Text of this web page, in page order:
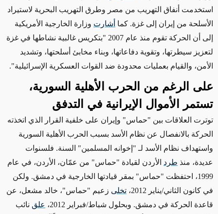
استخدمت أنفاق التهريب من مصر وطرق التهريب البحرية لاستيراد
الأسلحة من إيران إلى غزة. كما أشارت وزارة الخارجية الأمريكية
إلى أن الحركة تقوم منذ عام 2007 "بتكريس غالبية نشاطها في غزة
لتعزيز سيطرتها، وتقوية دفاعاتها، وبناء مخابئ أسلحتها، وتشديد
الأمن، والقيام بعمليات محدودة ضد القوات العسكرية الإسرائيلية".
على الرغم من الحرب الأهلية السورية،
تستمر الأموال الإيرانية في التدفق
توترت العلاقات بين "حماس" وإيران على خلفية القرار الذي اتخذته
الحركة بالانفصال عن نظام الأسد بسبب الحرب الأهلية السورية
واستهداف نظام الأسد لـ "إخوانه المسلمين" السنة. فلسنوات
عديدة، منذ طرد الأردن لقيادة "حماس" من عمّان، الأردن، في عام
1999،
احتفظت "حماس" بمقر قيادتها الخارجية في دمشق. ولكن
في كانون الثاني/يناير 2012،
تخلى زعيم "حماس"، خالد مشعل، عن
قاعدة الحركة في دمشق. وبحلول شباط/فبراير 2012،
علق نائب